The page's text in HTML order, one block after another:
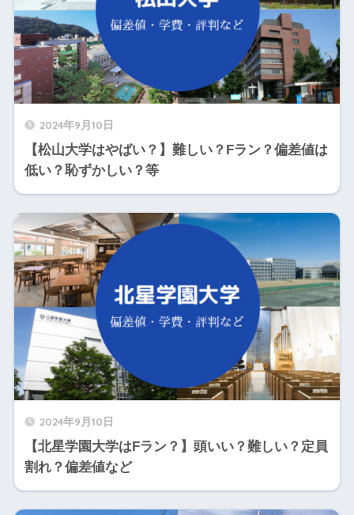
2024年9月10日
【松山大学はやばい？】難しい？Fラン？偏差値は
低い？恥ずかしい？等
2024年9月10日
【北星学園大学はFラン？】頭いい？難しい？定員
割れ？偏差値など